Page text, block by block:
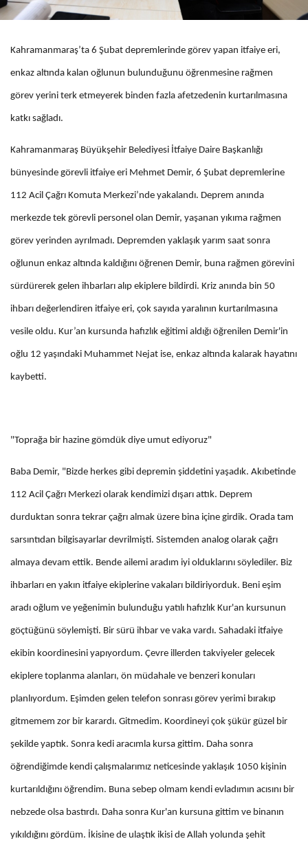
Kahramanmaraş’ta 6 Şubat depremlerinde görev yapan itfaiye eri,
enkaz altında kalan oğlunun bulunduğunu öğrenmesine rağmen
görev yerini terk etmeyerek binden fazla afetzedenin kurtarılmasına
katkı sağladı.
Kahramanmaraş Büyükşehir Belediyesi İtfaiye Daire Başkanlığı
bünyesinde görevli itfaiye eri Mehmet Demir, 6 Şubat depremlerine
112 Acil Çağrı Komuta Merkezi’nde yakalandı. Deprem anında
merkezde tek görevli personel olan Demir, yaşanan yıkıma rağmen
görev yerinden ayrılmadı. Depremden yaklaşık yarım saat sonra
oğlunun enkaz altında kaldığını öğrenen Demir, buna rağmen görevini
sürdürerek gelen ihbarları alıp ekiplere bildirdi. Kriz anında bin 50
ihbarı değerlendiren itfaiye eri, çok sayıda yaralının kurtarılmasına
vesile oldu. Kur’an kursunda hafızlık eğitimi aldığı öğrenilen Demir'in
oğlu 12 yaşındaki Muhammet Nejat ise, enkaz altında kalarak hayatını
kaybetti.
"Toprağa bir hazine gömdük diye umut ediyoruz"
Baba Demir, "Bizde herkes gibi depremin şiddetini yaşadık. Akıbetinde
112 Acil Çağrı Merkezi olarak kendimizi dışarı attık. Deprem
durduktan sonra tekrar çağrı almak üzere bina içine girdik. Orada tam
sarsıntıdan bilgisayarlar devrilmişti. Sistemden analog olarak çağrı
almaya devam ettik. Bende ailemi aradım iyi olduklarını söylediler. Biz
ihbarları en yakın itfaiye ekiplerine vakaları bildiriyorduk. Beni eşim
aradı oğlum ve yeğenimin bulunduğu yatılı hafızlık Kur'an kursunun
göçtüğünü söylemişti. Bir sürü ihbar ve vaka vardı. Sahadaki itfaiye
ekibin koordinesini yapıyordum. Çevre illerden takviyeler gelecek
ekiplere toplanma alanları, ön müdahale ve benzeri konuları
planlıyordum. Eşimden gelen telefon sonrası görev yerimi bırakıp
gitmemem zor bir karardı. Gitmedim. Koordineyi çok şükür güzel bir
şekilde yaptık. Sonra kedi aracımla kursa gittim. Daha sonra
öğrendiğimde kendi çalışmalarımız neticesinde yaklaşık 1050 kişinin
kurtarıldığını öğrendim. Buna sebep olmam kendi evladımın acısını bir
nebzede olsa bastırdı. Daha sonra Kur'an kursuna gittim ve binanın
yıkıldığını gördüm. İkisine de ulaştık ikisi de Allah yolunda şehit